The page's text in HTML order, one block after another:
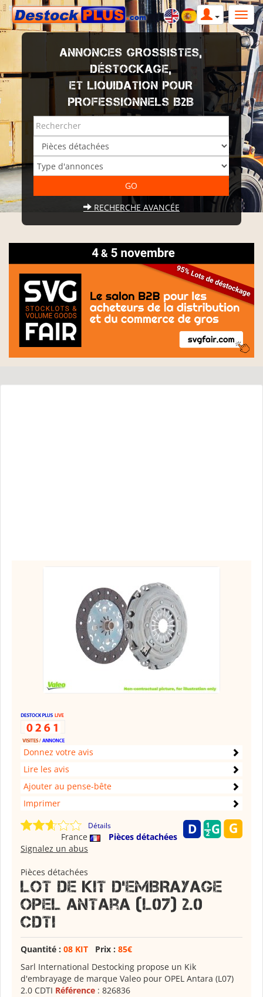
ANNONCES GROSSISTES,
DÉSTOCKAGE,
ET LIQUIDATION POUR
PROFESSIONNELS B2B
RECHERCHE AVANCÉE
Donnez votre avis
Lire les avis
Ajouter au pense-bête
Imprimer
Détails
France
Pièces détachées
Signalez un abus
Pièces détachées
LOT DE KIT D'EMBRAYAGE
OPEL Antara (L07) 2.0
CDTI
Quantité : 08 KIT Prix : 85€
Sarl International Destocking propose un Kik
d'embrayage de marque Valeo pour OPEL Antara (L07)
2.0 CDTI Référence : 826836